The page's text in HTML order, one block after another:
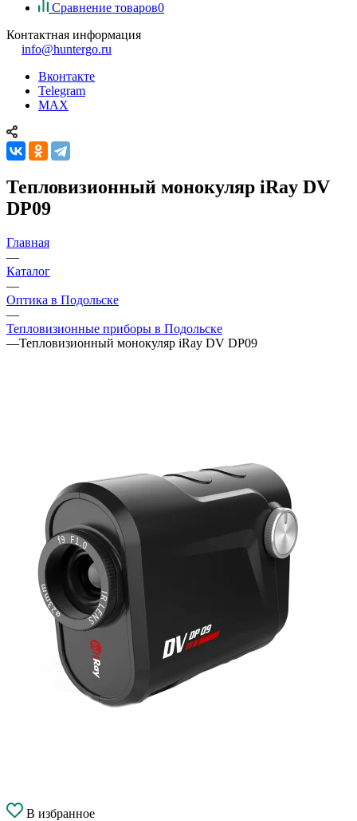
Сравнение товаров0
Контактная информация
info@huntergo.ru
Вконтакте
Telegram
MAX
Тепловизионный монокуляр iRay DV
DP09
Главная
—
Каталог
—
Оптика в Подольске
—
Тепловизионные приборы в Подольске
—Тепловизионный монокуляр iRay DV DP09
В избранное